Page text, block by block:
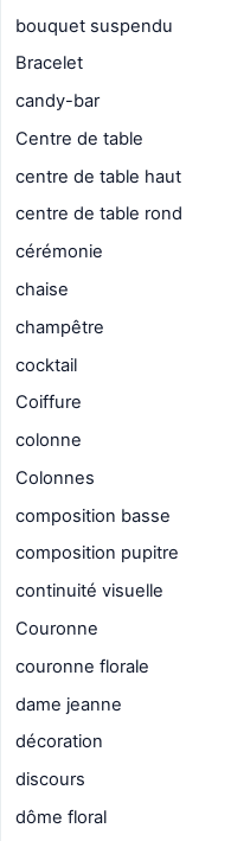
bouquet suspendu
Bracelet
candy-bar
Centre de table
centre de table haut
centre de table rond
cérémonie
chaise
champêtre
cocktail
Coiffure
colonne
Colonnes
composition basse
composition pupitre
continuité visuelle
Couronne
couronne florale
dame jeanne
décoration
discours
dôme floral